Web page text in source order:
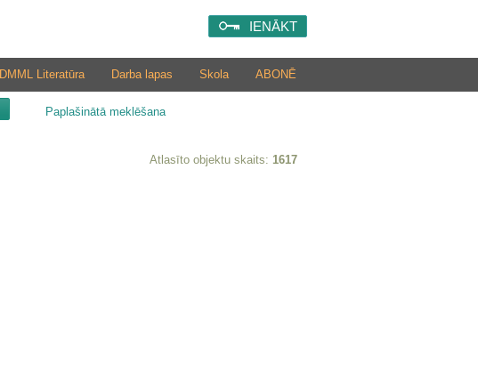
IENĀKT
ABONĒ
Skola
Darba lapas
DMML Literatūra
Paplašinātā meklēšana
Atlasīto objektu skaits: 1617